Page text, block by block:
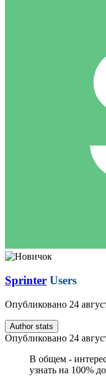
Sprinter Users
Опубликовано 24
Author stats
Опубликовано 24
В общем -
узнать на 100%